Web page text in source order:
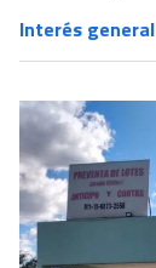
Interés general